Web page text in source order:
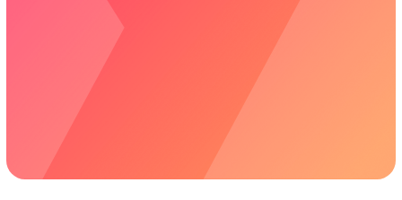
Проверка знаний
Начни с честной диагностики. Приложение
покажет, что ты уже знаешь, а что нужно
подтянуть. Никакого стресса — это просто
стартовая точка твоего маршрута.